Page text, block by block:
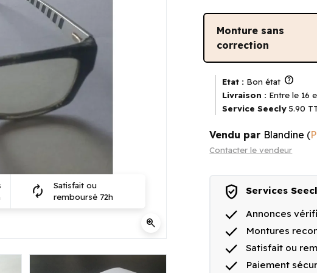
zoom_in
autorenew
Satisfait ou
remboursé 72h
Monture sans
correction
Etat : Bon état help
Livraison : Entre le 16
Service Seecly 5.90
Vendu par Blandine (
Contacter le vendeur
verified_user Services
done Annonces
done Montures
done Satisfait ou
done Paiement